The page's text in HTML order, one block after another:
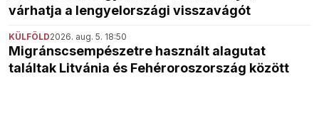
várhatja a lengyelországi visszavágót
KÜLFÖLD2026. aug. 5. 18:50
Migránscsempészetre használt alagutat
találtak Litvánia és Fehéroroszország között